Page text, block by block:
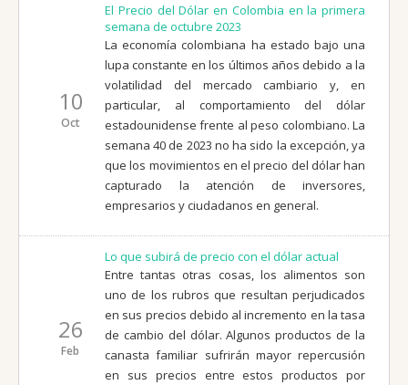
10
Oct
El Precio del Dólar en Colombia en la primera
semana de octubre 2023
La economía colombiana ha estado bajo una
lupa constante en los últimos años debido a la
volatilidad del mercado cambiario y, en
particular, al comportamiento del dólar
estadounidense frente al peso colombiano. La
semana 40 de 2023 no ha sido la excepción, ya
que los movimientos en el precio del dólar han
capturado la atención de inversores,
empresarios y ciudadanos en general.
26
Feb
Lo que subirá de precio con el dólar actual
Entre tantas otras cosas, los alimentos son
uno de los rubros que resultan perjudicados
en sus precios debido al incremento en la tasa
de cambio del dólar. Algunos productos de la
canasta familiar sufrirán mayor repercusión
en sus precios entre estos productos por